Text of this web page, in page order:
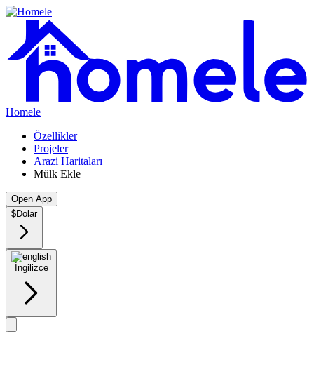
Homele
Özellikler
Projeler
Arazi Haritaları
Mülk Ekle
Open App
$Dolar
İngilizce